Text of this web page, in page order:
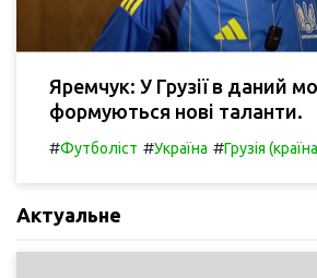
Яремчук: У Грузії в даний
формуються нові таланти.
#Футболіст #Україна #Грузія
Актуальне